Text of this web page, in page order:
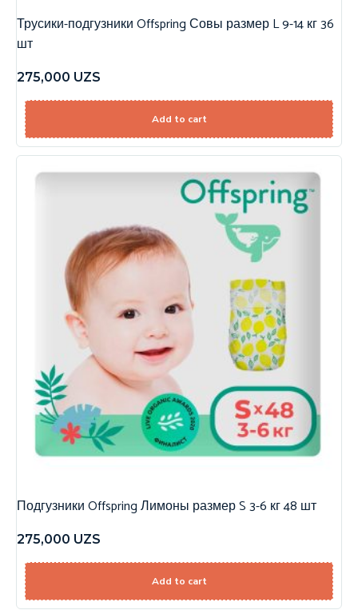
Трусики-подгузники Offspring Совы размер L 9-14 кг 36
шт
275,000 UZS
Add to cart
Подгузники Offspring Лимоны размер S 3-6 кг 48 шт
275,000 UZS
Add to cart